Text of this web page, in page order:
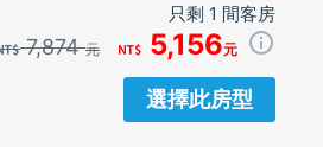
只剩 1 間客房
7,874元 5,156元
選擇此房型